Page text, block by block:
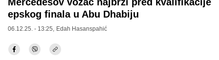
Mercedesov vozač najbrži pred kvalifikacije
epskog finala u Abu Dhabiju
06.12.25. - 13:25, Edah Hasanspahić